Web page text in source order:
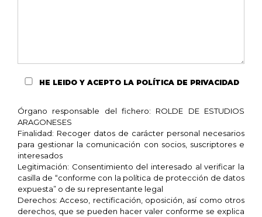
HE LEIDO Y ACEPTO LA POLÍTICA DE PRIVACIDAD
Órgano responsable del fichero: ROLDE DE ESTUDIOS
ARAGONESES
Finalidad: Recoger datos de carácter personal necesarios
para gestionar la comunicación con socios, suscriptores e
interesados
Legitimación: Consentimiento del interesado al verificar la
casilla de “conforme con la política de protección de datos
expuesta” o de su representante legal
Derechos: Acceso, rectificación, oposición, así como otros
derechos, que se pueden hacer valer conforme se explica